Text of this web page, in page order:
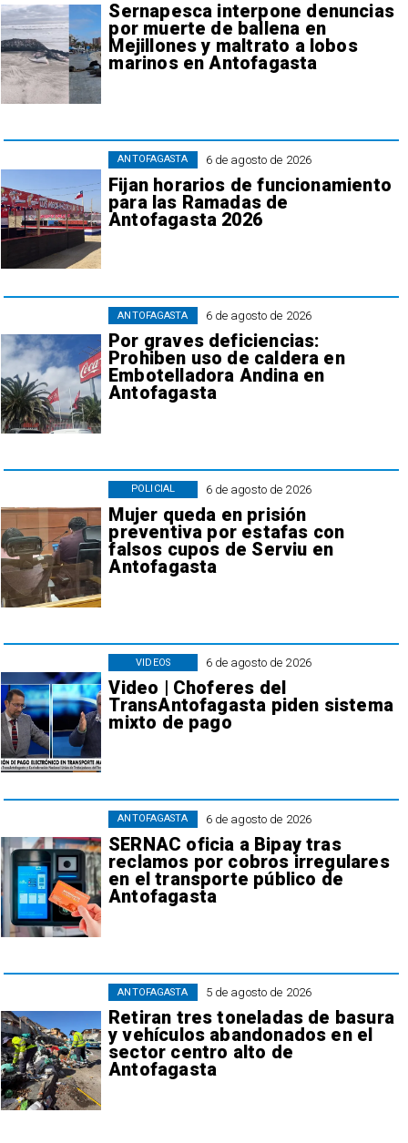
Sernapesca interpone denuncias
por muerte de ballena en
Mejillones y maltrato a lobos
marinos en Antofagasta
6 de agosto de 2026
Fijan horarios de funcionamiento
para las Ramadas de
Antofagasta 2026
ANTOFAGASTA
6 de agosto de 2026
Por graves deficiencias:
Prohiben uso de caldera en
Embotelladora Andina en
Antofagasta
ANTOFAGASTA
6 de agosto de 2026
Mujer queda en prisión
preventiva por estafas con
falsos cupos de Serviu en
Antofagasta
POLICIAL
6 de agosto de 2026
Video | Choferes del
TransAntofagasta piden sistema
mixto de pago
VIDEOS
6 de agosto de 2026
SERNAC oficia a Bipay tras
reclamos por cobros irregulares
en el transporte público de
Antofagasta
ANTOFAGASTA
5 de agosto de 2026
Retiran tres toneladas de basura
y vehículos abandonados en el
sector centro alto de
Antofagasta
ANTOFAGASTA